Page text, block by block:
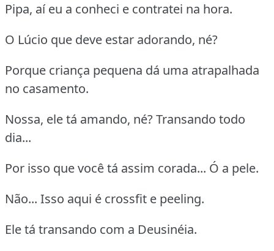
Pipa, aí eu a conheci e contratei na hora.
O Lúcio que deve estar adorando, né?
Porque criança pequena dá uma atrapalhada
no casamento.
Nossa, ele tá amando, né? Transando todo
dia...
Por isso que você tá assim corada... Ó a pele.
Não... Isso aqui é crossfit e peeling.
Ele tá transando com a Deusinéia.